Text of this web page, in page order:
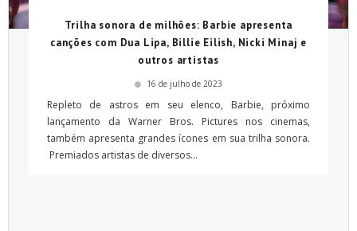
Trilha sonora de milhões: Barbie apresenta
canções com Dua Lipa, Billie Eilish, Nicki Minaj e
outros artistas
16 de julho de 2023
Repleto de astros em seu elenco, Barbie, próximo
lançamento da Warner Bros. Pictures nos cinemas,
também apresenta grandes ícones em sua trilha sonora.
Premiados artistas de diversos...